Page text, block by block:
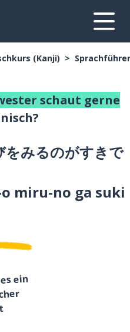
(Kanji)
schaut gerne
をみるのがすきで
miru-no ga suki
ein